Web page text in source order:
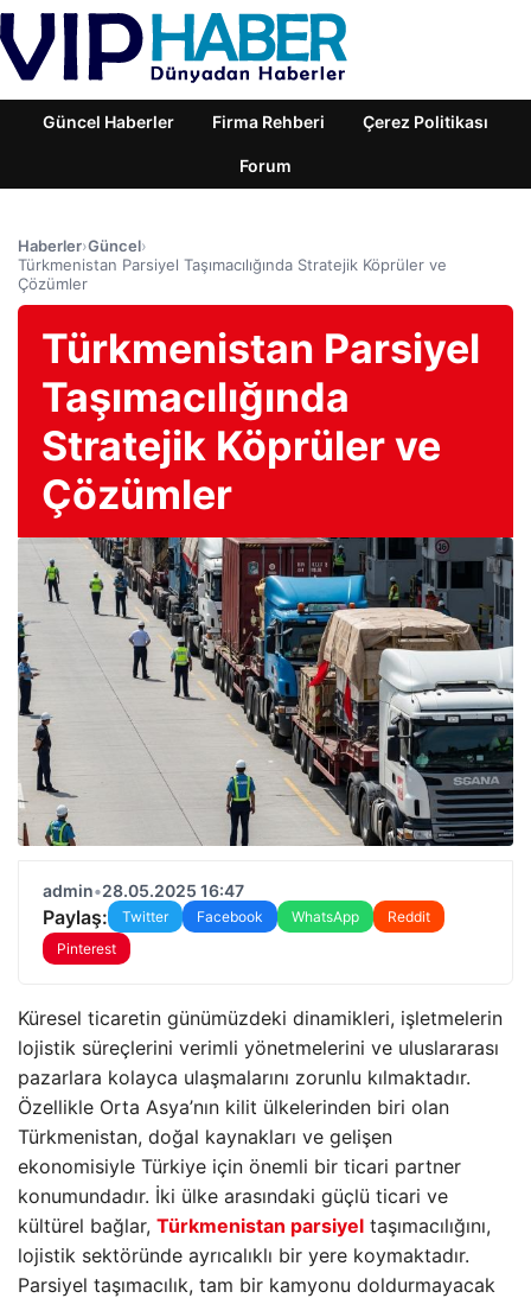
Güncel Haberler Firma Rehberi Çerez Politikası
Forum
Haberler›Güncel›
Türkmenistan Parsiyel Taşımacılığında Stratejik Köprüler ve
Çözümler
Türkmenistan Parsiyel
Taşımacılığında
Stratejik Köprüler ve
Çözümler
admin•28.05.2025 16:47
Paylaş: Twitter Facebook WhatsApp
Reddit
Pinterest
Küresel ticaretin günümüzdeki dinamikleri, işletmelerin
lojistik süreçlerini verimli yönetmelerini ve uluslararası
pazarlara kolayca ulaşmalarını zorunlu kılmaktadır.
Özellikle Orta Asya’nın kilit ülkelerinden biri olan
Türkmenistan, doğal kaynakları ve gelişen
ekonomisiyle Türkiye için önemli bir ticari partner
konumundadır. İki ülke arasındaki güçlü ticari ve
kültürel bağlar, Türkmenistan parsiyel taşımacılığını,
lojistik sektöründe ayrıcalıklı bir yere koymaktadır.
Parsiyel taşımacılık, tam bir kamyonu doldurmayacak